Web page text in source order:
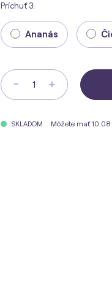
Príchuť 3:
Ananás
- +
SKLADOM Môžete mať 10.08